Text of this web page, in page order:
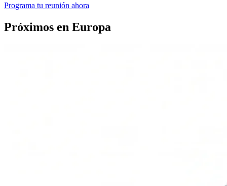
Programa tu reunión ahora
Próximos en Europa